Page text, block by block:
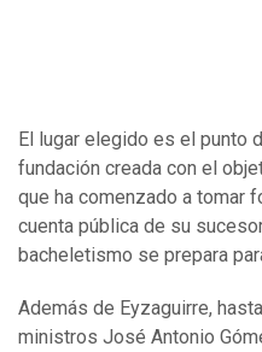
El lugar elegido es el punto
fundación creada con el
que ha comenzado a tomar
cuenta pública de su
bacheletismo se prepara
Además de Eyzaguirre,
ministros José Antonio